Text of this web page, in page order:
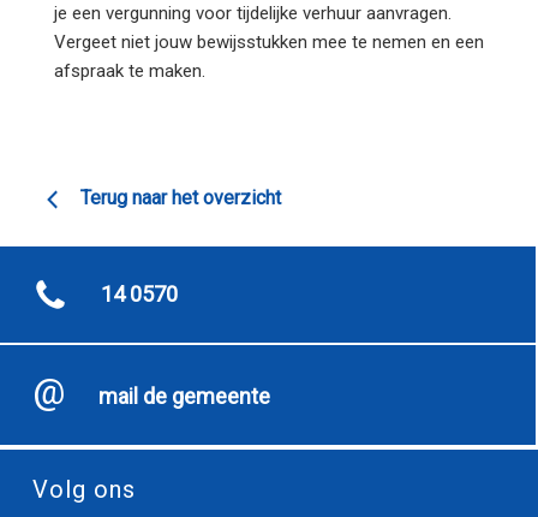
je een vergunning voor tijdelijke verhuur aanvragen.
Vergeet niet jouw bewijsstukken mee te nemen en een
afspraak te maken.
Terug naar het overzicht
14 0570
mail de gemeente
Volg ons